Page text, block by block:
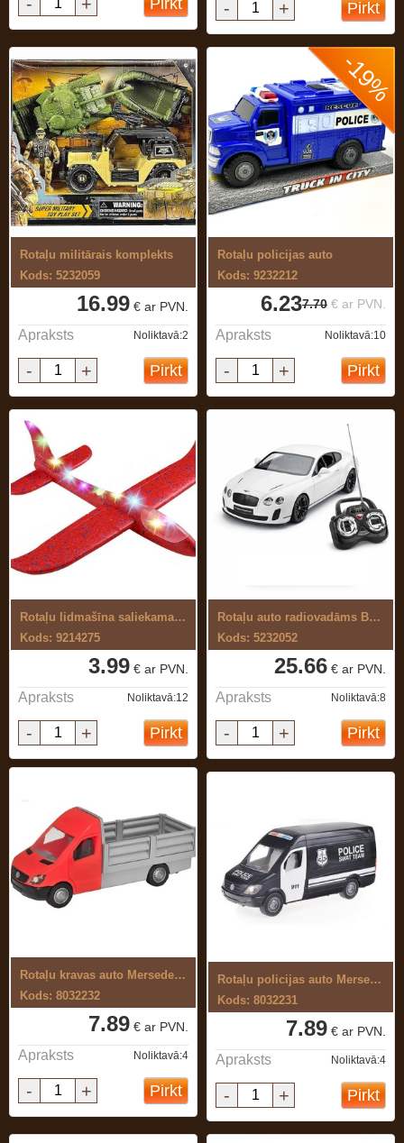
Pirkt - + Pirkt
Rotaļu militārais komplekts
Kods: 5232059
16.99 € ar PVN.
Apraksts Noliktavā:2
- + Pirkt
-19%
Rotaļu policijas auto
Kods: 9232212
7.70 € ar PVN.
6.23
Apraksts Noliktavā:10
- + Pirkt
Rotaļu lidmašīna saliekama ar gaismu
Kods: 9214275
3.99 € ar PVN.
Apraksts Noliktavā:12
- + Pirkt
Rotaļu auto radiovadāms Bentley 1:24
Kods: 5232052
25.66 € ar PVN.
Apraksts Noliktavā:8
- + Pirkt
Rotaļu kravas auto Mersedes-Benz ...
Kods: 8032232
7.89 € ar PVN.
Apraksts Noliktavā:4
- + Pirkt
Rotaļu policijas auto Mersedes-Benz ...
Kods: 8032231
7.89 € ar PVN.
Apraksts Noliktavā:4
- + Pirkt